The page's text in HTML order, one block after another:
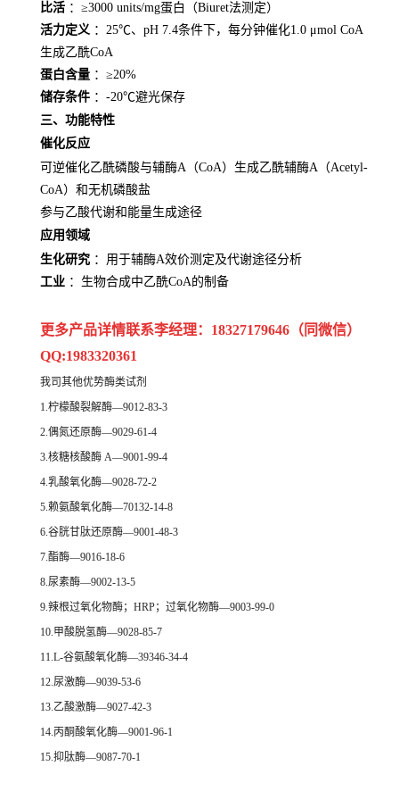
比活 ：≥3000 units/mg蛋白（Biuret法测定）
活力定义 ：25℃、pH 7.4条件下，每分钟催化1.0 μmol CoA
生成乙酰CoA
蛋白含量 ：≥20%
储存条件 ：-20℃避光保存
三、功能特性
催化反应
可逆催化乙酰磷酸与辅酶A（CoA）生成乙酰辅酶A（Acetyl-
CoA）和无机磷酸盐
参与乙酸代谢和能量生成途径
应用领域
生化研究 ：用于辅酶A效价测定及代谢途径分析
工业 ：生物合成中乙酰CoA的制备
更多产品详情联系李经理：18327179646（同微信）
QQ:1983320361
我司其他优势酶类试剂
1.柠檬酸裂解酶—9012-83-3
2.偶氮还原酶—9029-61-4
3.核糖核酸酶 A—9001-99-4
4.乳酸氧化酶—9028-72-2
5.赖氨酸氧化酶—70132-14-8
6.谷胱甘肽还原酶—9001-48-3
7.酯酶—9016-18-6
8.尿素酶—9002-13-5
9.辣根过氧化物酶；HRP；过氧化物酶—9003-99-0
10.甲酸脱氢酶—9028-85-7
11.L-谷氨酸氧化酶—39346-34-4
12.尿激酶—9039-53-6
13.乙酸激酶—9027-42-3
14.丙酮酸氧化酶—9001-96-1
15.抑肽酶—9087-70-1